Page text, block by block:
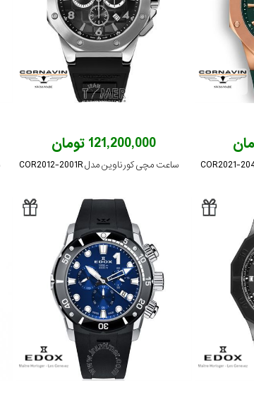
121,200,000 تومان
ساعت مچی کورناوین مدل COR2012-2001R